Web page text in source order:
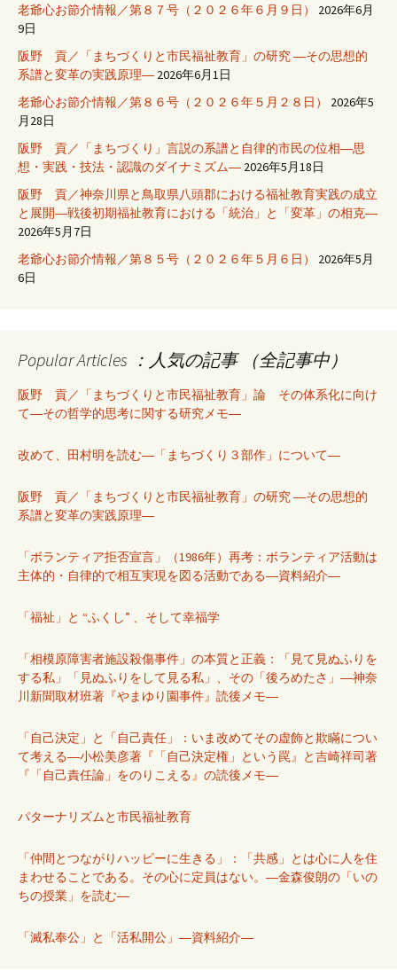
老爺心お節介情報／第８７号（２０２６年６月９日）
2026年6月
9日
阪野 貢／「まちづくりと市民福祉教育」の研究 ―その思想的
系譜と変革の実践原理― 2026年6月1日
老爺心お節介情報／第８６号（２０２６年５月２８日）
2026年5
月28日
阪野 貢／「まちづくり」言説の系譜と自律的市民の位相―思
想・実践・技法・認識のダイナミズム― 2026年5月18日
阪野 貢／神奈川県と鳥取県八頭郡における福祉教育実践の成立
と展開―戦後初期福祉教育における「統治」と「変革」の相克―
2026年5月7日
老爺心お節介情報／第８５号（２０２６年５月６日）
2026年5月
6日
Popular Articles ：人気の記事 （全記事中）
阪野 貢／「まちづくりと市民福祉教育」論 その体系化に向け
て―その哲学的思考に関する研究メモ―
改めて、田村明を読む―「まちづくり３部作」について―
阪野 貢／「まちづくりと市民福祉教育」の研究 ―その思想的
系譜と変革の実践原理―
「ボランティア拒否宣言」（1986年）再考：ボランティア活動は
主体的・自律的で相互実現を図る活動である―資料紹介―
「福祉」と “ふくし” 、そして幸福学
「相模原障害者施設殺傷事件」の本質と正義：「見て見ぬふりを
する私」「見ぬふりをして見る私」、その「後ろめたさ」―神奈
川新聞取材班著『やまゆり園事件』読後メモ―
「自己決定」と「自己責任」：いま改めてその虚飾と欺瞞につい
て考える―小松美彦著『「自己決定権」という罠』と吉崎祥司著
『「自己責任論」をのりこえる』の読後メモ―
パターナリズムと市民福祉教育
「仲間とつながりハッピーに生きる」：「共感」とは心に人を住
まわせることである。その心に定員はない。―金森俊朗の「いの
ちの授業」を読む―
「滅私奉公」と「活私開公」―資料紹介―